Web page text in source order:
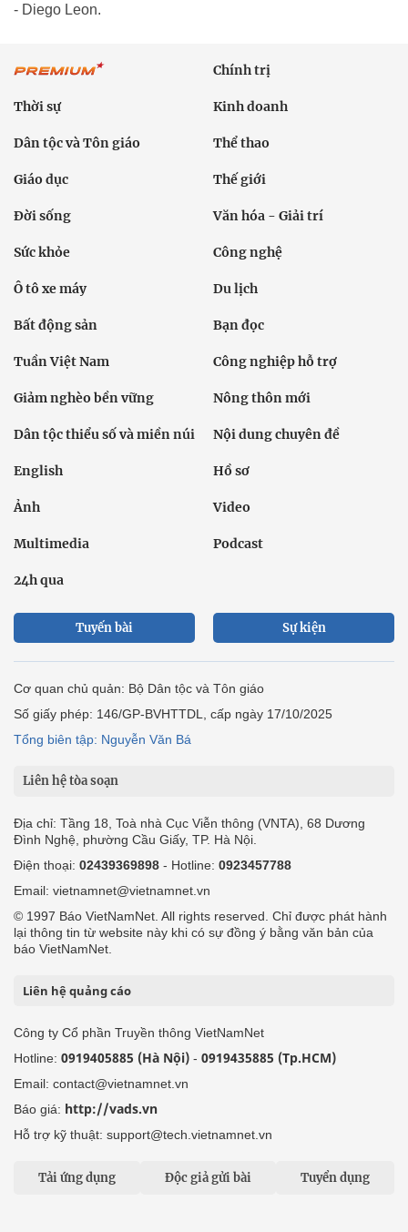
- Diego Leon.
Chính trị
Thời sự Kinh doanh
Dân tộc và Tôn giáo Thể thao
Giáo dục Thế giới
Đời sống Văn hóa - Giải trí
Sức khỏe Công nghệ
Ô tô xe máy Du lịch
Bất động sản Bạn đọc
Tuần Việt Nam Công nghiệp hỗ trợ
Giảm nghèo bền vững Nông thôn mới
Dân tộc thiểu số và miền núi Nội dung chuyên đề
English Hồ sơ
Ảnh Video
Multimedia Podcast
24h qua
Tuyến bài Sự kiện
Cơ quan chủ quản: Bộ Dân tộc và Tôn giáo
Số giấy phép: 146/GP-BVHTTDL, cấp ngày 17/10/2025
Tổng biên tập: Nguyễn Văn Bá
Liên hệ tòa soạn
Địa chỉ: Tầng 18, Toà nhà Cục Viễn thông (VNTA), 68 Dương
Đình Nghệ, phường Cầu Giấy, TP. Hà Nội.
Điện thoại: 02439369898 - Hotline: 0923457788
Email: vietnamnet@vietnamnet.vn
© 1997 Báo VietNamNet. All rights reserved. Chỉ được phát hành
lại thông tin từ website này khi có sự đồng ý bằng văn bản của
báo VietNamNet.
Liên hệ quảng cáo
Công ty Cổ phần Truyền thông VietNamNet
Hotline: 0919405885 (Hà Nội) - 0919435885 (Tp.HCM)
Email: contact@vietnamnet.vn
Báo giá: http://vads.vn
Hỗ trợ kỹ thuật: support@tech.vietnamnet.vn
Tải ứng dụng Độc giả gửi bài Tuyển dụng